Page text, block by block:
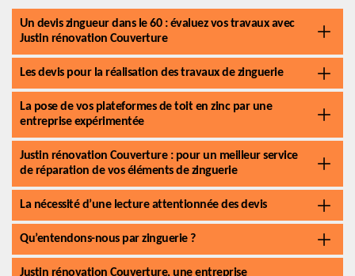
Un devis zingueur dans le 60 : évaluez vos travaux avec
Justin rénovation Couverture
Les devis pour la réalisation des travaux de zinguerie
La pose de vos plateformes de toit en zinc par une
entreprise expérimentée
Justin rénovation Couverture : pour un meilleur service
de réparation de vos éléments de zinguerie
La nécessité d’une lecture attentionnée des devis
Qu’entendons-nous par zinguerie ?
Justin rénovation Couverture, une entreprise